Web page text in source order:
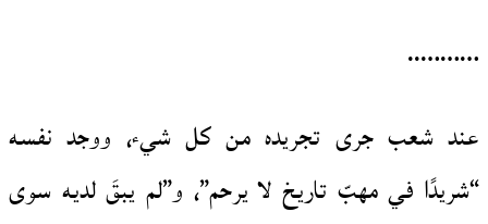
………..
عند شعب جرى تجريده من كل شيء، ووجد نفسه
“شريدًا في مهبّ تاريخ لا يرحم”، و”لم يبقَ لديه سوى